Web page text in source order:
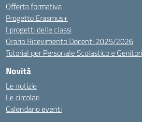
Offerta formativa
Progetto Erasmus+
I progetti delle classi
Orario Ricevimento Docenti 2025/2026
Tutorial per Personale Scolastico e Genitori
Novità
Le notizie
Le circolari
Calendario eventi